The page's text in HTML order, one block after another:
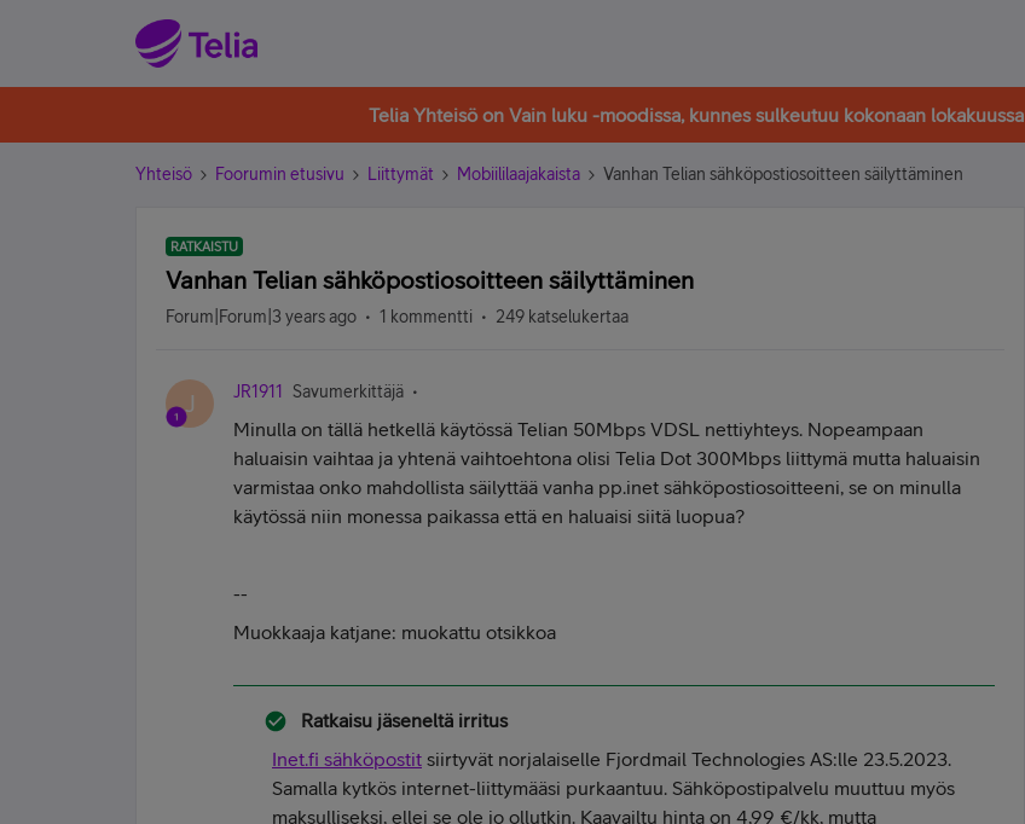
Telia Yhteisö on Vain luku -moodissa, kunnes sulkeutuu kokonaan lokakuussa
Yhteisö Foorumin etusivu Liittymät Mobiililaajakaista Vanhan Telian sähköpostiosoitteen säilyttäminen
RATKAISTU
Vanhan Telian sähköpostiosoitteen säilyttäminen
Forum|Forum|3 years ago 1 kommentti 249 katselukertaa
J JR1911 Savumerkittäjä
Minulla on tällä hetkellä käytössä Telian 50Mbps VDSL nettiyhteys. Nopeampaan
haluaisin vaihtaa ja yhtenä vaihtoehtona olisi Telia Dot 300Mbps liittymä mutta haluaisin
varmistaa onko mahdollista säilyttää vanha pp.inet sähköpostiosoitteeni, se on minulla
käytössä niin monessa paikassa että en haluaisi siitä luopua?
--
Muokkaaja katjane: muokattu otsikkoa
Ratkaisu jäseneltä irritus
Inet.fi sähköpostit siirtyvät norjalaiselle Fjordmail Technologies AS:lle 23.5.2023.
Samalla kytkös internet-liittymääsi purkaantuu. Sähköpostipalvelu muuttuu myös
maksulliseksi, ellei se ole jo ollutkin. Kaavailtu hinta on 4,99 €/kk, mutta